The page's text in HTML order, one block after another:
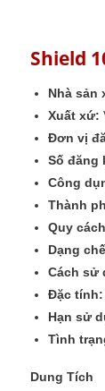
Shield
Nhà sản
Xuất xứ:
Đơn vị
Số đăng
Công
Thành
Quy
Dạng
Cách sử
Đặc tính:
Hạn sử
Tình
Dung Tích